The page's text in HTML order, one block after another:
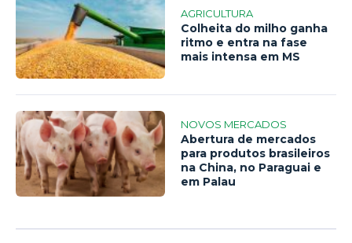
AGRICULTURA
Colheita do milho ganha
ritmo e entra na fase
mais intensa em MS
NOVOS MERCADOS
Abertura de mercados
para produtos brasileiros
na China, no Paraguai e
em Palau